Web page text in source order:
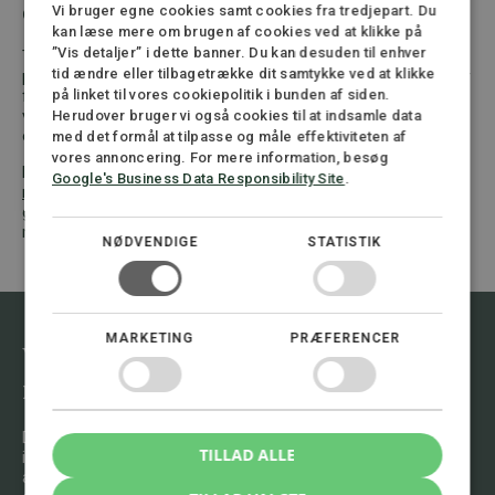
accepterer en opgørelse
Tabt arbejdsfortjeneste kan være en af de største poster i en
personskadesag. Små fejl i perioden, indkomstgrundlaget eller
fradragene kan få stor økonomisk betydning. Derfor bør du få
vurderet sagen, før du accepterer forsikringsselskabets
opgørelse.
Har du mistet indkomst efter en ulykke? Kontakt en
med speciale i erstatning for personskade. En advokat kan
gennemgå dokumentationen, beregne dit krav og hjælpe dig
med at sikre, at du får den erstatning, du har krav på.
Vil du vide mere om emnet, kontakt
mig.
Du er altid velkommen til at henvende dig til os og få en
indledende drøftelse af din sag. Vi har stor erfaring i at
analysere situationen og give dig råd om, hvad der er bedst at
Vi bruger egne cookies samt cookies fra tredjepart. Du
kan læse mere om brugen af cookies ved at klikke på
”Vis detaljer” i dette banner. Du kan desuden til enhver
tid ændre eller tilbagetrække dit samtykke ved at klikke
på linket til vores cookiepolitik i bunden af siden.
Herudover bruger vi også cookies til at indsamle data
med det formål at tilpasse og måle effektiviteten af
vores annoncering. For mere information, besøg
Google's Business Data Responsibility Site
NØDVENDIGE STATISTIK
MARKETING PRÆFERENCER
TILLAD ALLE